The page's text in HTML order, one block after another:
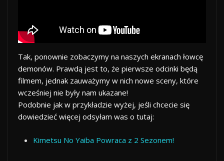
Tak, ponownie zobaczymy na naszych ekranach łowcę
demonów. Prawdą jest to, że pierwsze odcinki będą
filmem, jednak zauważymy w nich nowe sceny, które
wcześniej nie były nam ukazane!
Podobnie jak w przykładzie wyżej, jeśli chcecie się
dowiedzieć więcej odsyłam was o tutaj:
Kimetsu No Yaiba Powraca z 2 Sezonem!